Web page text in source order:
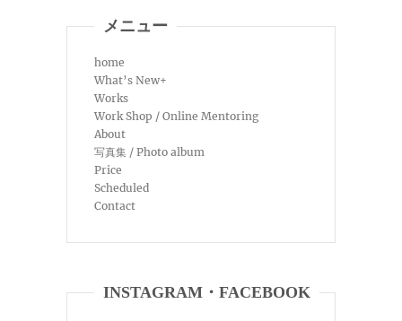
メニュー
home
What’s New+
Works
Work Shop / Online Mentoring
About
写真集 / Photo album
Price
Scheduled
Contact
INSTAGRAM・FACEBOOK